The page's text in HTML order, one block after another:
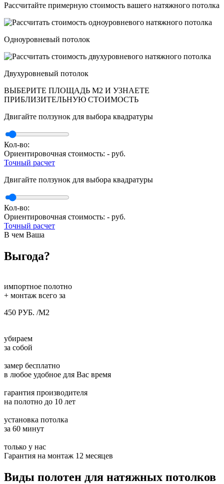
Рассчитайте примерную стоимость вашего натяжного потолка
Одноуровневый потолок
Двухуровневый потолок
ВЫБЕРИТЕ ПЛОЩАДЬ М2 И УЗНАЕТЕ
ПРИБЛИЗИТЕЛЬНУЮ СТОИМОСТЬ
Двигайте ползунок для выбора квадратуры
Кол-во:
Ориентировочная стоимость: - руб.
Точный расчет
Двигайте ползунок для выбора квадратуры
Кол-во:
Ориентировочная стоимость: - руб.
Точный расчет
В чем Ваша
Выгода?
импортное полотно
+ монтаж всего за
450 РУБ. /М2
убираем
за собой
замер бесплатно
в любое удобное для Вас время
гарантия производителя
на полотно до 10 лет
установка потолка
за 60 минут
только у нас
Гарантия на монтаж 12 месяцев
Виды полотен для натяжных потолков